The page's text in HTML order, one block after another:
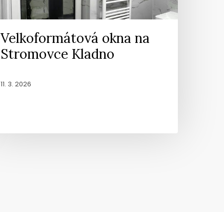
Velkoformátová okna na
Stromovce Kladno
11. 3. 2026